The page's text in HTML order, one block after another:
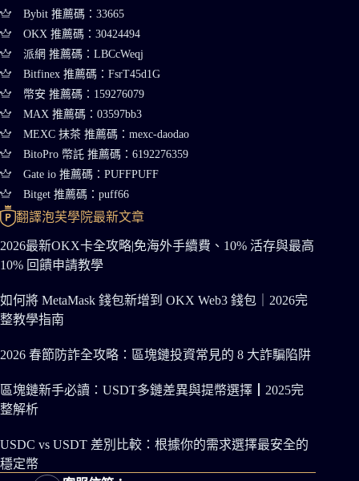
Bybit 推薦碼：33665
OKX 推薦碼：30424494
派網 推薦碼：LBCcWeqj
Bitfinex 推薦碼：FsrT45d1G
幣安 推薦碼：159276079
MAX 推薦碼：03597bb3
MEXC 抹茶 推薦碼：mexc-daodao
BitoPro 幣託 推薦碼：6192276359
Gate io 推薦碼：PUFFPUFF
Bitget 推薦碼：puff66
翻譯泡芙學院最新文章
2026最新OKX卡全攻略|免海外手續費、10% 活存與最高
10% 回饋申請教學
如何將 MetaMask 錢包新增到 OKX Web3 錢包｜2026完
整教學指南
2026 春節防詐全攻略：區塊鏈投資常見的 8 大詐騙陷阱
區塊鏈新手必讀：USDT多鏈差異與提幣選擇┃2025完
整解析
USDC vs USDT 差別比較：根據你的需求選擇最安全的
穩定幣